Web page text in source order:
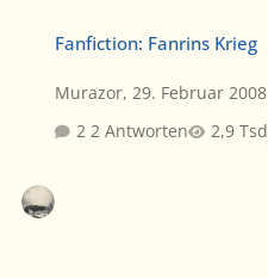
Fanfiction: Fanrins Krieg
Murazor,29. Februar 2008
2 Antworten